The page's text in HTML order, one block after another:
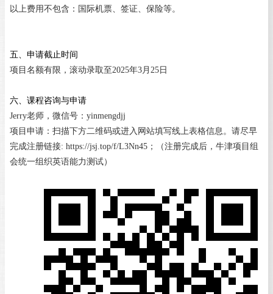
以上费用不包含：国际机票、签证、保险等。
五、 申请截止时间
项目名额有限，滚动录取至2025年3月 25日
六、课程咨询与申请
Jerry老师，微信号： yinmengdjj
项目申请：扫描下方二维码或进入网站填写线上表格信息。请尽早
完成注册链接: https://jsj.top/f/L3Nn45 ；（注册完成后，牛津项目组
会统一组织英语能力测试）